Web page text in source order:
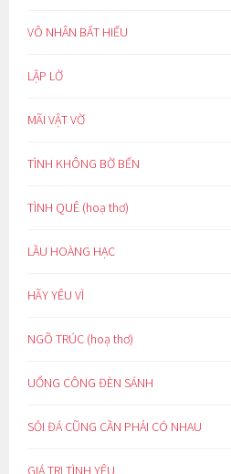
VÔ NHÂN BẤT HIẾU
LẬP LỜ
MÃI VẬT VỜ
TÌNH KHÔNG BỜ BẾN
TÌNH QUÊ (hoạ thơ)
LẦU HOÀNG HẠC
HÃY YÊU VÌ
NGÕ TRÚC (hoạ thơ)
UỔNG CÔNG ĐÈN SÁNH
SỎI ĐÁ CŨNG CẦN PHẢI CÓ NHAU
GIÁ TRỊ TÌNH YÊU